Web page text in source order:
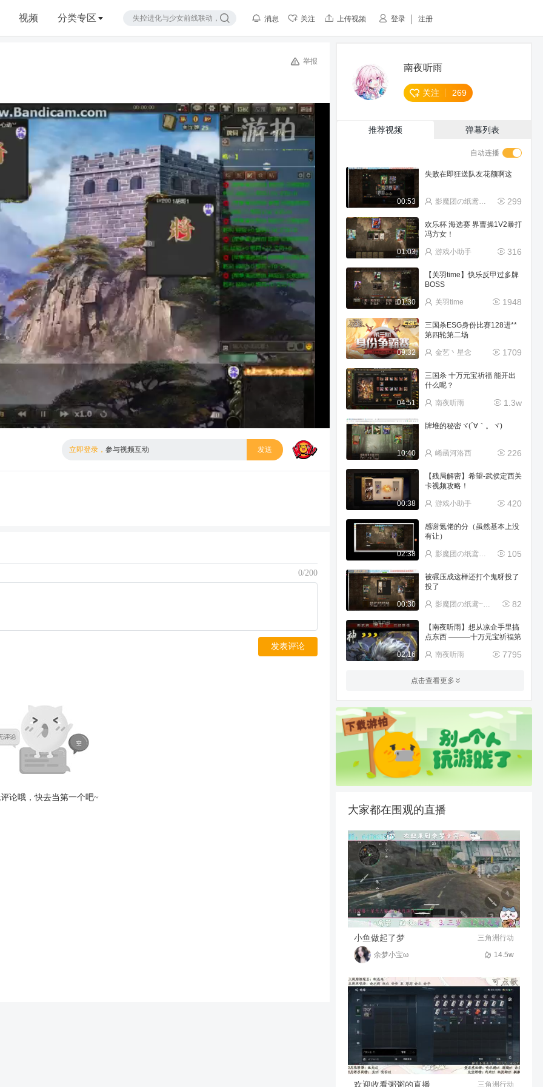
视频 分类专区 登录 注册
消息 关注 上传视频
举报
标清
倍数
立即登录，参与视频互动 发送
0/200
发表评论
论哦，快去当第一个吧~
南夜听雨
关注 269
推荐视频 弹幕列表
自动连播
00:53
失败在即狂送队友花额啊这
299
影魔团の纸鸢~宁(唱歌
01:03
欢乐杯 海选赛 界曹操1V2暴打
冯方女！
316
游戏小助手
01:30
【关羽time】快乐反甲过多牌
BOSS
1948
关羽time
09:32
三国杀ESG身份比赛128进**
第四轮第二场
1709
金艺丶星念
04:51
三国杀 十万元宝祈福 能开出
什么呢？
1.3w
南夜听雨
10:40
牌堆的秘密ヾ(´∀｀。ヾ)
226
崤函河洛西
00:38
【残局解密】希望-武侯定西关
卡视频攻略！
420
游戏小助手
02:38
感谢氪佬的分（虽然基本上没
有让）
105
影魔团の纸鸢~宁(唱歌
00:30
被碾压成这样还打个鬼呀投了
投了
82
影魔团の纸鸢~宁(唱歌
02:16
【南夜听雨】想从凉企手里搞
点东西 ———十万元宝祈福第
7795
南夜听雨
11111111
04:07
军八全忠局教学（上）
1348
Tmzxfe丷浪尘
04:01
强命中组合，
离狐太守
07:38
【残念解说】钟繇界董卓一刀
一个小朋友
3722
影魔团の残念
02:53
白衣渡江 鞠义刘协真好用
5006
南夜听雨
01:26
玩的就图个开心 ^_^
228
08:59
十殿阎罗 听说**王很难打
3713
南夜听雨
点击查看更多
大家都在围观的直播
三角洲行动
小鱼做起了梦
14.5w
余梦小宝ω
三角洲行动
欢迎收看粥粥的直播